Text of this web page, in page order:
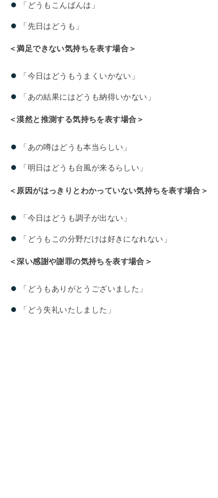
「どうもこんばんは」
「先日はどうも」
＜満足できない気持ちを表す場合＞
「今日はどうもうまくいかない」
「あの結果にはどうも納得いかない」
＜漠然と推測する気持ちを表す場合＞
「あの噂はどうも本当らしい」
「明日はどうも台風が来るらしい」
＜原因がはっきりとわかっていない気持ちを表す場合＞
「今日はどうも調子が出ない」
「どうもこの分野だけは好きになれない」
＜深い感謝や謝罪の気持ちを表す場合＞
「どうもありがとうございました」
「どう失礼いたしました」